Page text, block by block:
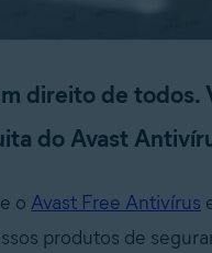
direito de todos.
do Avast
o Avast Free Antivírus
produtos de